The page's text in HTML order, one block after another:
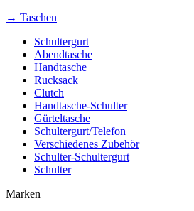
→ Taschen
Schultergurt
Abendtasche
Handtasche
Rucksack
Clutch
Handtasche-Schulter
Gürteltasche
Schultergurt/Telefon
Verschiedenes Zubehör
Schulter-Schultergurt
Schulter
Marken